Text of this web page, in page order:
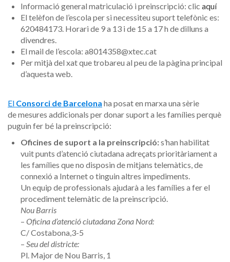
Informació general matriculació i preinscripció: clic aquí
El telèfon de l’escola per si necessiteu suport telefònic es:
620484173. Horari de 9 a 13 i de 15 a 17 h de dilluns a
divendres.
El mail de l’escola: a8014358@xtec.cat
Per mitjà del xat que trobareu al peu de la pàgina principal
d’aquesta web.
El Consorci de Barcelona ha posat en marxa una sèrie
de mesures addicionals per donar suport a les famílies perquè
puguin fer bé la preinscripció:
Oficines de suport a la preinscripció:s’han habilitat
vuit punts d’atenció ciutadana adreçats prioritàriament a
les famílies que no disposin de mitjans telemàtics, de
connexió a Internet o tinguin altres impediments.
Un equip de professionals ajudarà a les famílies a fer el
procediment telemàtic de la preinscripció.
Nou Barris
– Oficina d’atenció ciutadana Zona Nord:
C/ Costabona,3-5
– Seu del districte:
Pl. Major de Nou Barris, 1